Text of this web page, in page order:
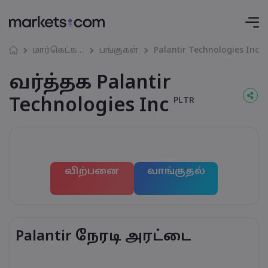
மார்கெட்கள் பங்குகள் Palantir Technologies Inc
வர்த்தக Palantir
Technologies Inc PLTR
விற்பனை வாங்குதல்
Palantir நேரடி அரட்டை